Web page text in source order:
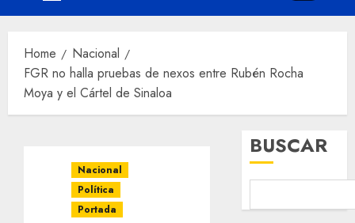
Home
Nacional
FGR no halla pruebas de nexos entre Rubén Rocha
Moya y el Cártel de Sinaloa
Nacional
Política
Portada
BUSCAR